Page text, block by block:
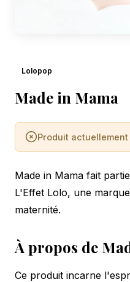
Lolopop
Made in Mama
Produit
Made in Mama fait
L'Effet Lolo, une
maternité.
À propos de
Ce produit incarne